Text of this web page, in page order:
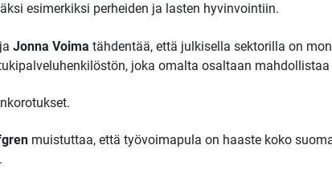
esimerkiksi perheiden ja lasten hyvinvointiin.
Jonna Voima tähdentää, että julkisella sektorilla on
joka omalta osaltaan
muistuttaa, että työvoimapula on haaste koko